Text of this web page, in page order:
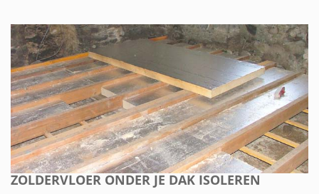
ZOLDERVLOER ONDER JE DAK ISOLEREN